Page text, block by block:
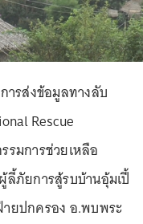
ารส่งข้อมูลทางลับ
Rescue
รมการช่วยเหลือ
ลี้ภัยการสู้รบบ้านอุ้มเปี้
ยปกครอง อ.พบพระ